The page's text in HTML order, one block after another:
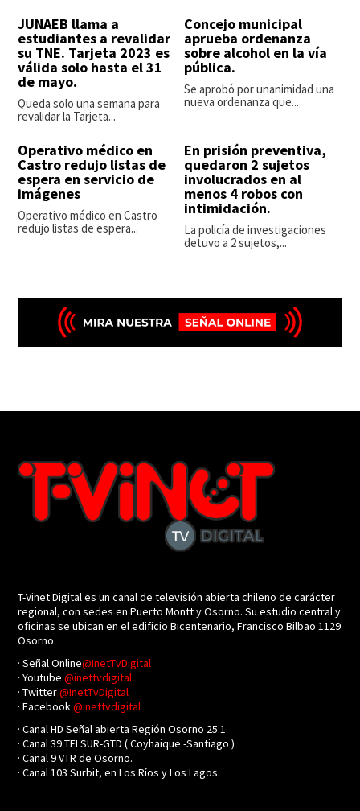
JUNAEB llama a
estudiantes a revalidar
su TNE. Tarjeta 2023 es
válida solo hasta el 31
de mayo.
Queda solo una semana para
revalidar la Tarjeta...
Concejo municipal
aprueba ordenanza
sobre alcohol en la vía
pública.
Se aprobó por unanimidad una
nueva ordenanza que...
Operativo médico en
Castro redujo listas de
espera en servicio de
imágenes
Operativo médico en Castro
redujo listas de espera...
En prisión preventiva,
quedaron 2 sujetos
involucrados en al
menos 4 robos con
intimidación.
La policía de investigaciones
detuvo a 2 sujetos,...
T-Vinet Digital es un canal de televisión abierta chileno de carácter
regional, con sedes en Puerto Montt y Osorno. Su estudio central y
oficinas se ubican en el edificio Bicentenario, Francisco Bilbao 1129
Osorno.
· Señal Online@InetTvDigital
· Youtube@inettvdigital
· Twitter@InetTvDigital
· Facebook@inettvdigital
· Canal HD Señal abierta Región Osorno 25.1
· Canal 39 TELSUR-GTD ( Coyhaique -Santiago )
· Canal 9 VTR de Osorno.
· Canal 103 Surbit, en Los Ríos y Los Lagos.